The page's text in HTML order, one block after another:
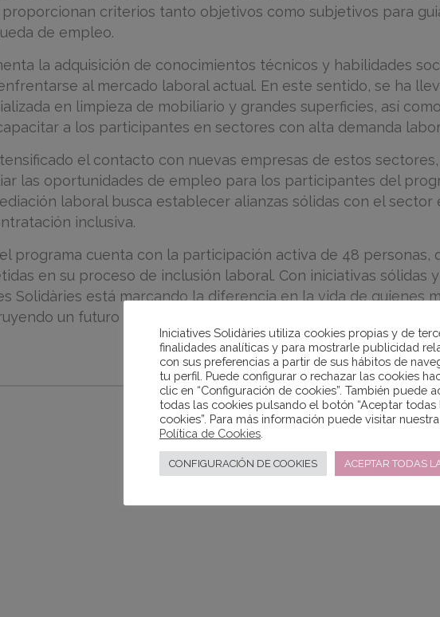
criterios tanto objetivos como subjetivos para
de empleo.
la adquisición de conocimientos técnicos y habilidades
al mercado laboral actual. En este sentido, se ha
en limpieza de mobiliario y grandes superficies, así
a los participantes en sectores con alta demanda
el contacto con nuevas empresas de estos sectores,
las oportunidades de empleo para los participantes del
laboral busca establecer alianzas sólidas con el sector
inclusiva.
programa cuenta con la participación activa de 48 personas,
en su proceso de inclusión laboral. Con iniciativas sólidas
Solidàries está marcando la diferencia en la vida de quienes
un futuro más inclusivo y equitativo para cada persona
Iniciatives Solidàries utiliza cookies propias y de
finalidades analíticas y para mostrarle publicidad
con sus preferencias a partir de sus hábitos de
tu perfil. Puede configurar o rechazar las cookies
clic en “Configuración de cookies”. También puede
todas las cookies pulsando el botón “Aceptar todas
cookies”. Para más información puede visitar nuestra
Política de Cookies
CONFIGURACIÓN DE COOKIES ACEPTAR TODAS